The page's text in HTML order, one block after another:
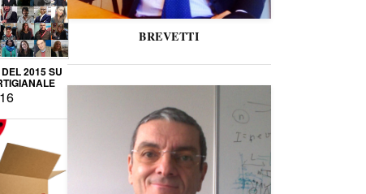
2015 SU
BREVETTI